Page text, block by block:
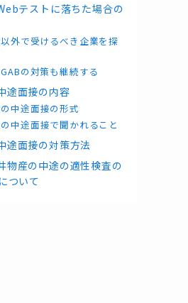
テストに落ちた場合の
外で受けるべき企業を探
の対策も継続する
途面接の内容
中途面接の形式
中途面接で聞かれること
途面接の対策方法
物産の中途の適性検査の
ついて